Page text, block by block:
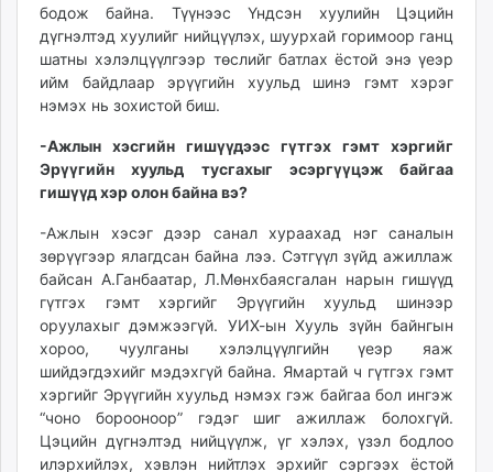
бодож байна. Түүнээс Үндсэн хуулийн Цэцийн
дүгнэлтэд хуулийг нийцүүлэх, шуурхай горимоор ганц
шатны хэлэлцүүлгээр төслийг батлах ёстой энэ үеэр
ийм байдлаар эрүүгийн хуульд шинэ гэмт хэрэг
нэмэх нь зохистой биш.
-Ажлын хэсгийн гишүүдээс гүтгэх гэмт хэргийг
Эрүүгийн хуульд тусгахыг эсэргүүцэж байгаа
гишүүд хэр олон байна вэ?
-Ажлын хэсэг дээр санал хураахад нэг саналын
зөрүүгээр ялагдсан байна лээ. Сэтгүүл зүйд ажиллаж
байсан А.Ганбаатар, Л.Мөнхбаясгалан нарын гишүүд
гүтгэх гэмт хэргийг Эрүүгийн хуульд шинээр
оруулахыг дэмжээгүй. УИХ-ын Хууль зүйн байнгын
хороо, чуулганы хэлэлцүүлгийн үеэр яаж
шийдэгдэхийг мэдэхгүй байна. Ямартай ч гүтгэх гэмт
хэргийг Эрүүгийн хуульд нэмэх гэж байгаа бол ингэж
“чоно борооноор” гэдэг шиг ажиллаж болохгүй.
Цэцийн дүгнэлтэд нийцүүлж, үг хэлэх, үзэл бодлоо
илэрхийлэх, хэвлэн нийтлэх эрхийг сэргээх ёстой